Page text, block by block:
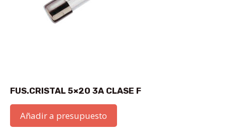
FUS.CRISTAL 5×20 3A CLASE F
Añadir a presupuesto